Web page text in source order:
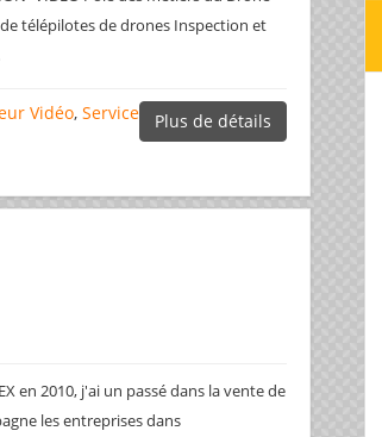
télépilotes de drones Inspection et
Plus de détails
Vidéo, Service
en 2010, j'ai un passé dans la vente de
les entreprises dans